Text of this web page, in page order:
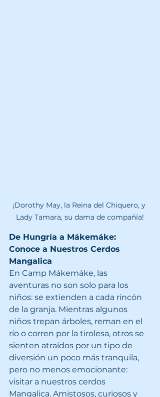
¡Dorothy May, la Reina del Chiquero, y
Lady Tamara, su dama de compañía!
De Hungría a Mákemáke:
Conoce a Nuestros Cerdos
Mangalica
En Camp Mákemáke, las
aventuras no son solo para los
niños: se extienden a cada rincón
de la granja. Mientras algunos
niños trepan árboles, reman en el
río o corren por la tirolesa, otros se
sienten atraídos por un tipo de
diversión un poco más tranquila,
pero no menos emocionante:
visitar a nuestros cerdos
Mangalica. Amistosos, curiosos y